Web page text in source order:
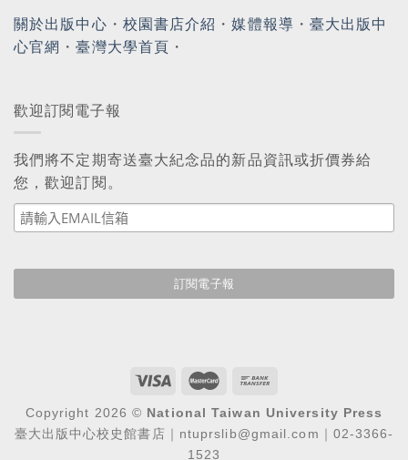
關於出版中心 ・ 校園書店介紹 ・媒體報導 ・ 臺大出版中
心官網 ・臺灣大學首頁 ・
歡迎訂閱電子報
我們將不定期寄送臺大紀念品的新品資訊或折價券給
您，歡迎訂閱。
Copyright 2026 © National Taiwan University Press
臺大出版中心校史館書店｜ntuprslib@gmail.com｜02-3366-
1523